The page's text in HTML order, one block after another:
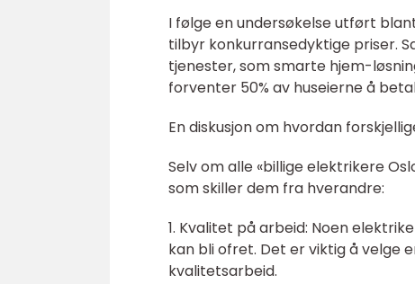
I følge en undersøkelse utført
tilbyr konkurransedyktige priser.
tjenester, som smarte hjem-
forventer 50% av huseierne å
En diskusjon om hvordan
Selv om alle «billige elektrikere
som skiller dem fra hverandre:
1. Kvalitet på arbeid: Noen
kan bli ofret. Det er viktig å velge
kvalitetsarbeid.